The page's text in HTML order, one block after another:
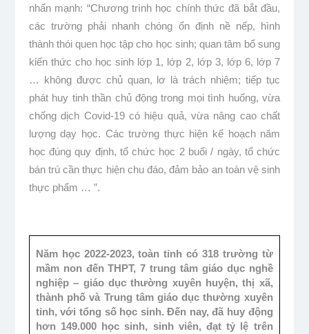
nhấn mạnh: “Chương trình học chính thức đã bắt đầu,
các trường phải nhanh chóng ổn định nề nếp, hình
thành thói quen học tập cho học sinh; quan tâm bổ sung
kiến ​​thức cho học sinh lớp 1, lớp 2, lớp 3, lớp 6, lớp 7
… không được chủ quan, lơ là trách nhiệm; tiếp tục
phát huy tinh thần chủ động trong mọi tình huống, vừa
chống dịch Covid-19 có hiệu quả, vừa nâng cao chất
lượng dạy học. Các trường thực hiện kế hoạch năm
học đúng quy định, tổ chức học 2 buổi / ngày, tổ chức
bán trú cần thực hiện chu đáo, đảm bảo an toàn vệ sinh
thực phẩm … ”.
Năm học 2022-2023, toàn tỉnh có 318 trường từ
mầm non đến THPT, 7 trung tâm giáo dục nghề
nghiệp – giáo dục thường xuyên huyện, thị xã,
thành phố và Trung tâm giáo dục thường xuyên
tỉnh, với tổng số học sinh. Đến nay, đã huy động
hơn 149.000 học sinh, sinh viên, đạt tỷ lệ trên